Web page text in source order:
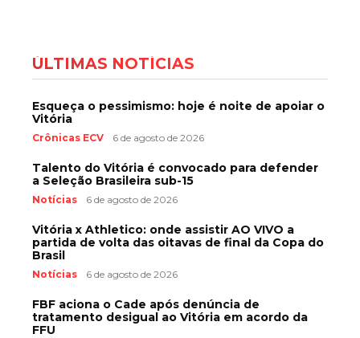
ÚLTIMAS NOTÍCIAS
Esqueça o pessimismo: hoje é noite de apoiar o
Vitória
Crônicas ECV 6 de agosto de 2026
Talento do Vitória é convocado para defender
a Seleção Brasileira sub-15
Notícias 6 de agosto de 2026
Vitória x Athletico: onde assistir AO VIVO a
partida de volta das oitavas de final da Copa do
Brasil
Notícias 6 de agosto de 2026
FBF aciona o Cade após denúncia de
tratamento desigual ao Vitória em acordo da
FFU